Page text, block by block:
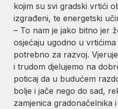
kojim su svi gradski vrtići
izgrađeni, te energetski
– To nam je jako bitno jer
osjećaju ugodno u vrtićima
potrebno za razvoj.
i trudom djelujemo na
poticaj da u budućem
bolje i jače nego do sad,
zamjenica gradonačelnika